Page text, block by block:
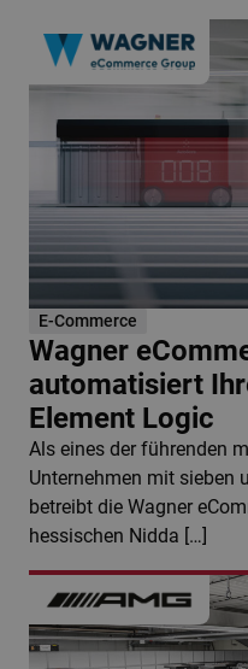
E-Commerce
Wagner
automatisiert
Element Logic
Als eines der führenden
Unternehmen mit sieben
betreibt die Wagner
hessischen Nidda […]